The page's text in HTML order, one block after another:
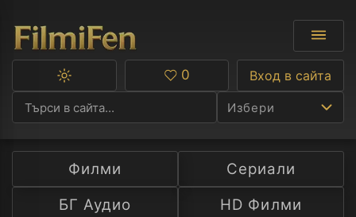
Избери
Ф
С
Превключване
тъмна
тема
Любими
0 Вход в сайта
Филми
Сериали
БГ Аудио
HD Филми